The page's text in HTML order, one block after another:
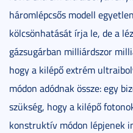
háromlépcsős modell
kölcsönhatását írja le, de a
gázsugárban milliárdszor
hogy a kilépő extrém
módon adódnak össze: egy
szükség, hogy a kilépő
konstruktív módon lépjenek